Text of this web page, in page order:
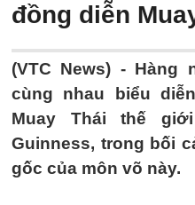
đồng diễn
(VTC News) - Hàng
cùng nhau biểu
Muay Thái thế
Guinness, trong bối
gốc của môn võ này.